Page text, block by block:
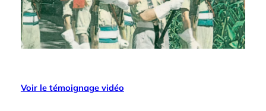
Voir le témoignage vidéo